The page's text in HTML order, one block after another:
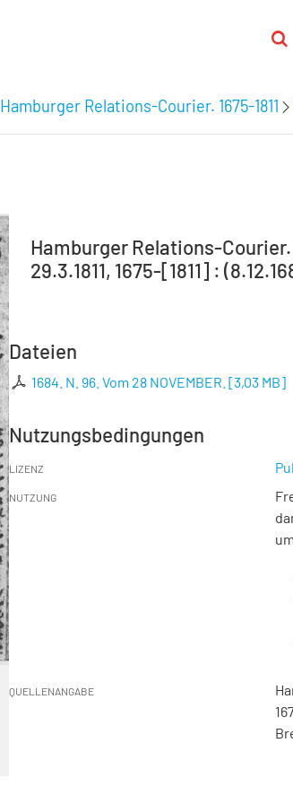
Hamburger Relations-Courier. 1675-1811
Hamburger Relations-
29.3.1811, 1675-[1811] :
Dateien
1684. N. 96. Vom 28 NOVEMBER. [3,03 MB]
Nutzungsbedingungen
LIZENZ
NUTZUNG
QUELLENANGABE